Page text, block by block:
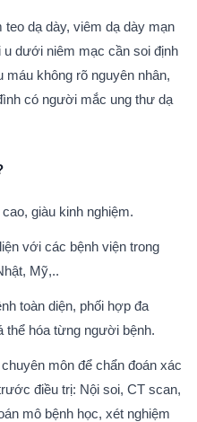
dạ dày, viêm dạ dày mạn
dưới niêm mạc cần soi định
máu không rõ nguyên nhân,
có người mắc ung thư dạ
giàu kinh nghiệm.
với các bệnh viện trong
Mỹ,..
toàn diện, phối hợp đa
thể hóa từng người bệnh.
môn để chẩn đoán xác
điều trị: Nội soi, CT scan,
mô bệnh học, xét nghiệm